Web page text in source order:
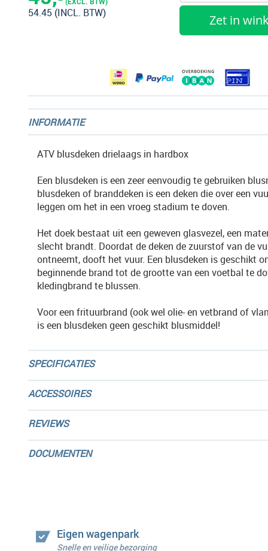
54.45 (INCL. BTW) Zet in
van
INFORMATIE
ATV blusdeken drielaags in hardbox
Een blusdeken is een zeer eenvoudig te gebruiken
blusdeken of branddeken is een deken die over een
leggen om het in een vroeg stadium te doven.
Het doek bestaat uit een geweven glasvezel, een
slecht brandt. Doordat de deken de zuurstof van de
ontneemt, dooft het vuur. Een blusdeken is geschikt
beginnende brand tot de grootte van een voetbal te
kledingbrand te blussen.
Voor een frituurbrand (ook wel olie- en vetbrand of
is een blusdeken geen geschikt blusmiddel!
SPECIFICATIES
ACCESSOIRES
REVIEWS
DOCUMENTEN
Eigen wagenpark
Snelle en veilige bezorging